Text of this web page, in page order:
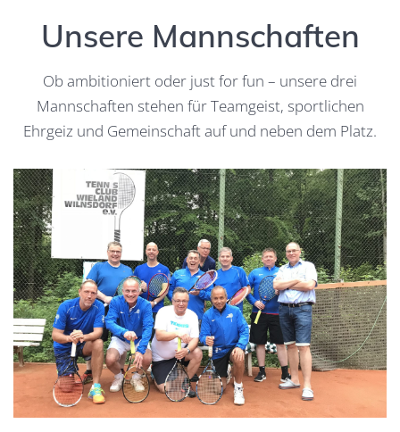
Unsere Mannschaften
Ob ambitioniert oder just for fun – unsere drei
Mannschaften stehen für Teamgeist, sportlichen
Ehrgeiz und Gemeinschaft auf und neben dem Platz.